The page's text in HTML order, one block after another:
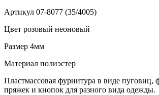
Артикул 07-8077 (35/4005)
Цвет розовый неоновый
Размер 4мм
Материал полиэстер
Пластмассовая фурнитура в виде пуговиц,
пряжек и кнопок для разного вида одежды.